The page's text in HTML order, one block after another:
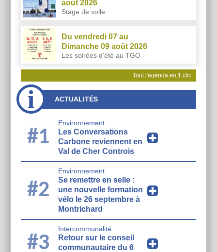
août 2026
Stage de voile
Du vendredi 07 au
Dimanche 09 août 2026
Les soirées d’été au TGO
Tout l'agenda en 1 clic
ACTUALITÉS
#1
Environnement
Les Conversations
Carbone reviennent en
Val de Cher Controis
#2
Environnement
Se remettre en selle :
une nouvelle formation
vélo le 26 septembre à
Montrichard
#3
Intercommunalité
Retour sur le conseil
communautaire du 6